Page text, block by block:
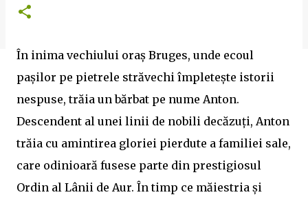
În inima vechiului oraș Bruges, unde ecoul
pașilor pe pietrele străvechi împletește istorii
nespuse, trăia un bărbat pe nume Anton.
Descendent al unei linii de nobili decăzuți, Anton
trăia cu amintirea gloriei pierdute a familiei sale,
care odinioară fusese parte din prestigiosul
Ordin al Lânii de Aur. În timp ce măiestria și